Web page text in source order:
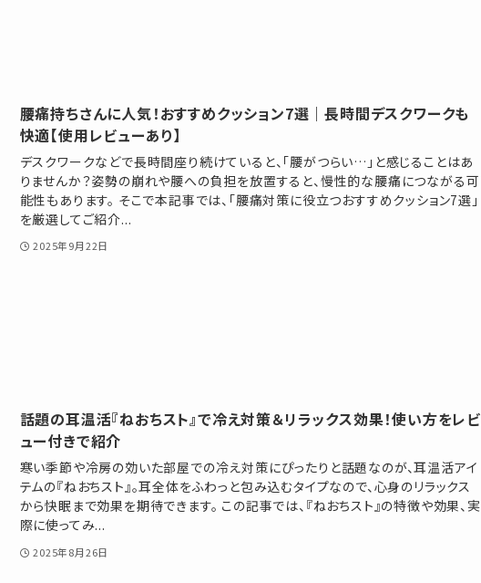
腰痛持ちさんに人気！おすすめクッション7選｜長時間デスクワークも
快適【使用レビューあり】
デスクワークなどで長時間座り続けていると、「腰がつらい…」と感じることはあ
りませんか？姿勢の崩れや腰への負担を放置すると、慢性的な腰痛につながる可
能性もあります。 そこで本記事では、「腰痛対策に役立つおすすめクッション7選」
を厳選してご紹介...
2025年9月22日
話題の耳温活『ねおちスト』で冷え対策＆リラックス効果！使い方をレビ
ュー付きで紹介
寒い季節や冷房の効いた部屋での冷え対策にぴったりと話題なのが、耳温活アイ
テムの『ねおちスト』。耳全体をふわっと包み込むタイプなので、心身のリラックス
から快眠まで効果を期待できます。 この記事では、『ねおちスト』の特徴や効果、実
際に使ってみ...
2025年8月26日